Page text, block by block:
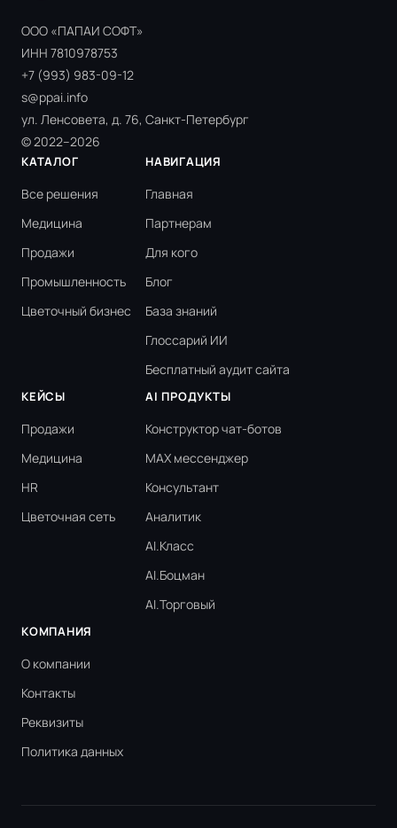
ООО «ПАПАИ СОФТ»
ИНН 7810978753
+7 (993) 983-09-12
s@ppai.info
ул. Ленсовета, д. 76, Санкт-Петербург
© 2022–2026
КАТАЛОГ
Все решения
Медицина
Продажи
Промышленность
Цветочный бизнес
НАВИГАЦИЯ
Главная
Партнерам
Для кого
Блог
База знаний
Глоссарий ИИ
Бесплатный аудит сайта
КЕЙСЫ
Продажи
Медицина
HR
Цветочная сеть
AI ПРОДУКТЫ
Конструктор чат-ботов
MAX мессенджер
Консультант
Аналитик
AI.Класс
AI.Боцман
AI.Торговый
КОМПАНИЯ
О компании
Контакты
Реквизиты
Политика данных